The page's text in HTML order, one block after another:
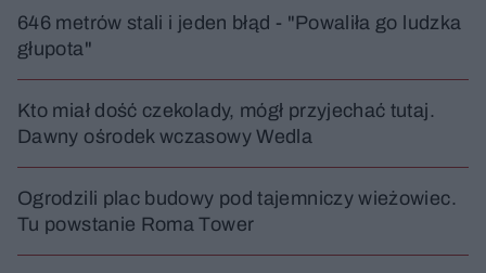
646 metrów stali i jeden błąd - "Powaliła go ludzka
głupota"
Kto miał dość czekolady, mógł przyjechać tutaj.
Dawny ośrodek wczasowy Wedla
Ogrodzili plac budowy pod tajemniczy wieżowiec.
Tu powstanie Roma Tower